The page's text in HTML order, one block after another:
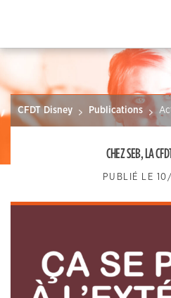
CFDT Disney Publications
CHEZ SEB, LA
PUBLIÉ LE